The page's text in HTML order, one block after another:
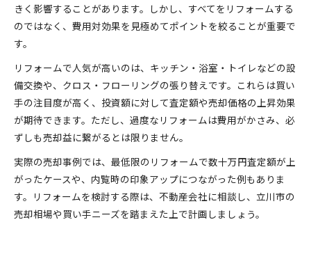
きく影響することがあります。しかし、すべてをリフォームする
のではなく、費用対効果を見極めてポイントを絞ることが重要で
す。
リフォームで人気が高いのは、キッチン・浴室・トイレなどの設
備交換や、クロス・フローリングの張り替えです。これらは買い
手の注目度が高く、投資額に対して査定額や売却価格の上昇効果
が期待できます。ただし、過度なリフォームは費用がかさみ、必
ずしも売却益に繋がるとは限りません。
実際の売却事例では、最低限のリフォームで数十万円査定額が上
がったケースや、内覧時の印象アップにつながった例もありま
す。リフォームを検討する際は、不動産会社に相談し、立川市の
売却相場や買い手ニーズを踏まえた上で計画しましょう。